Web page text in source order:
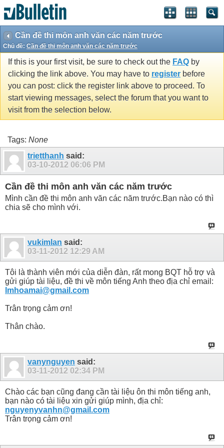
Cần đề thi môn anh văn các năm trước
Chủ đề: Cần đề thi môn anh văn các năm trước
If this is your first visit, be sure to check out the FAQ by
clicking the link above. You may have to register before
you can post: click the register link above to proceed. To
start viewing messages, select the forum that you want to
visit from the selection below.
Tags: None
trietthanh said:
03-10-2012 06:06 PM
Cần đề thi môn anh văn các năm trước
Mình cần đề thi môn anh văn các năm trước.Bạn nào có thì
chia sẽ cho mình với.
vukimlan said:
03-11-2012 12:29 AM
Tôi là thành viên mới của diễn đàn, rất mong BQT hỗ trợ và
gửi giúp tài liệu, đề thi về môn tiếng Anh theo địa chỉ email:
lmhoamai@gmail.com
Trân trọng cảm ơn!
Thân chào.
vanynguyen said:
03-11-2012 02:34 PM
Chào các bạn cũng đang cần tài liệu ôn thi môn tiếng anh,
bạn nào có tài liệu xin gửi giúp mình, địa chỉ:
nguyenyvanhn@gmail.com
Trân trọng cảm ơn!